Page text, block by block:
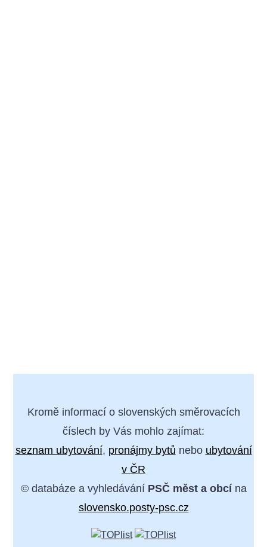
Kromě informací o slovenských směrovacích
číslech by Vás mohlo zajímat:
seznam ubytování, pronájmy bytů nebo ubytování
v ČR
© databáze a vyhledávání PSČ měst a obcína
slovensko.posty-psc.cz